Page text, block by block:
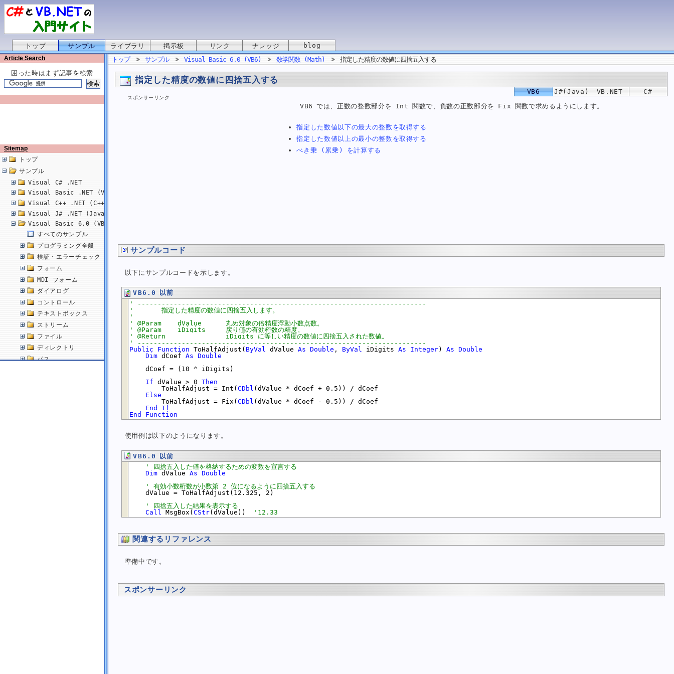
トップ サンプル ライブラリ 掲示板 リンク ナレッジ blog
Article Search
困った時はまず記事を検索
Sitemap
トップ
サンプル
Visual C# .NET
Visual Basic .NET (VB.NET)
Visual C++ .NET (C++/CLI)
Visual J# .NET (Java)
Visual Basic 6.0 (VB6.0)
すべてのサンプル
プログラミング全般
検証・エラーチェック
フォーム
MDI フォーム
ダイアログ
コントロール
テキストボックス
ストリーム
ファイル
ディレクトリ
パス
指定した精度の最も近い数値に丸める (偶数丸め)
指定した精度の数値に切り上げする
指定した精度の数値に切り捨てする
指定した精度の数値に四捨五入する
指定した数値以上の最小の整数を取得する
指定した 2 つの数値のうち大きい数値を取得する
指定した 2 つの数値のうち小さい数値を取得する
指定した数値の符号を示す値を取得する
トップ サンプル Visual Basic 6.0 (VB6) 数学関数 (Math) 指定した精度の数値に四捨五入する
指定した精度の数値に四捨五入する
C#
VB.NET
J#(Java)
VB6
スポンサーリンク
VB6 では、正数の整数部分を Int 関数で、負数の正数部分を Fix 関数で求めるようにします。
指定した数値以下の最大の整数を取得する
指定した数値以上の最小の整数を取得する
べき乗 (累乗) を計算する
サンプルコード
以下にサンプルコードを示します。
VB6.0 以前
' ------------------------------------------------------------------------
'       指定した精度の数値に四捨五入します。
'
' @Param    dValue      丸め対象の倍精度浮動小数点数。
' @Param    iDigits     戻り値の有効桁数の精度。
' @Return               iDigits に等しい精度の数値に四捨五入された数値。
' ------------------------------------------------------------------------
Public
Function ToHalfAdjust( ByVal dValue As Double , ByVal iDigits As Integer) As
Double
Dim dCoef As
Double
    dCoef = (10 ^ iDigits)
If dValue > 0 Then
        ToHalfAdjust = Int(
CDbl (dValue * dCoef + 0.5)) / dCoef
Else
        ToHalfAdjust = Fix(
CDbl (dValue * dCoef - 0.5)) / dCoef
End
If
End
Function
使用例は以下のようになります。
VB6.0 以前
' 四捨五入した値を格納するための変数を宣言する
Dim dValue As
Double
' 有効小数桁数が小数第 2 位になるように四捨五入する
    dValue = ToHalfAdjust(12.325, 2)
' 四捨五入した結果を表示する
Call MsgBox(CStr(dValue)) '12.33
関連するリファレンス
準備中です。
スポンサーリンク